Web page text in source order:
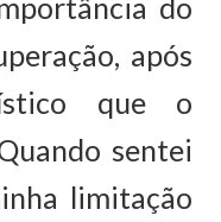
após
que o
sentei
limitação